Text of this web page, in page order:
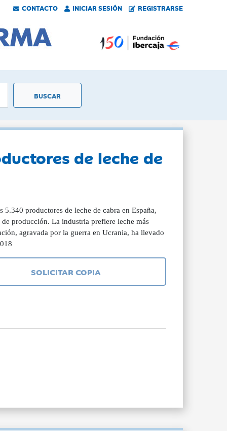
CONTACTO INICIAR SESIÓN REGISTRARSE
de leche de
productores de leche de cabra en España,
producción. La industria prefiere leche más
agravada por la guerra en Ucrania, ha llevado
SOLICITAR COPIA